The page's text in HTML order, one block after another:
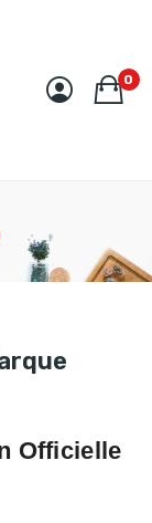
0
Officielle